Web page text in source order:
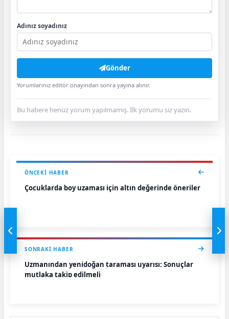
Adınız soyadınız
Gönder
Yorumlarınız editör onayından sonra yayına alınır.
Bu habere henüz yorum yapılmamış. İlk yorumu siz yazın.
ÖNCEKI HABER
Çocuklarda boy uzaması için altın değerinde öneriler
SONRAKI HABER
Uzmanından yenidoğan taraması uyarısı: Sonuçlar
mutlaka takip edilmeli